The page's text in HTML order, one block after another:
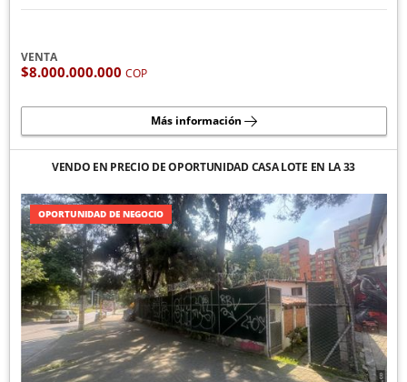
VENTA
$8.000.000.000 COP
Más información
VENDO EN PRECIO DE OPORTUNIDAD CASA LOTE EN LA 33
OPORTUNIDAD DE NEGOCIO